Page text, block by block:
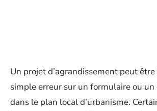
Un projet d’agrandissement peut
simple erreur sur un formulaire ou
dans le plan local d’urbanisme.